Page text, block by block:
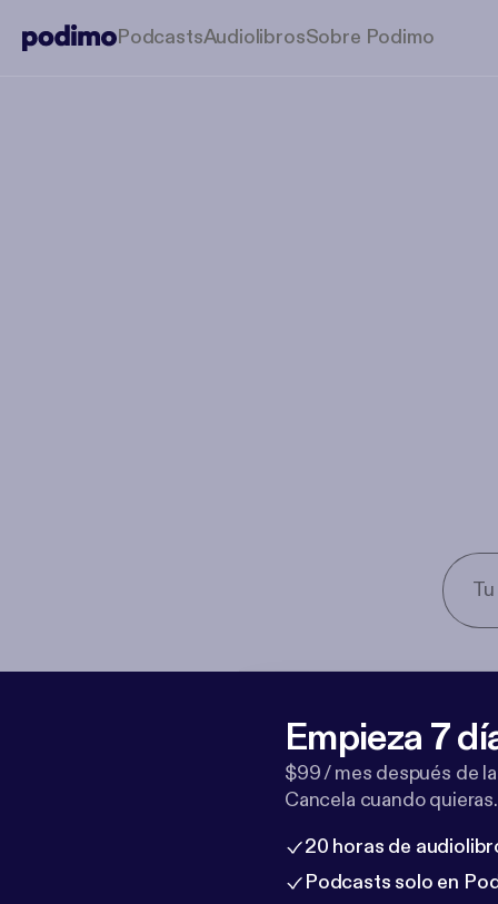
PodcastsAudiolibrosSobre Podimo
Empieza 7
$99 / mes después de
Cancela cuando quieras.
20 horas de
Podcasts solo en